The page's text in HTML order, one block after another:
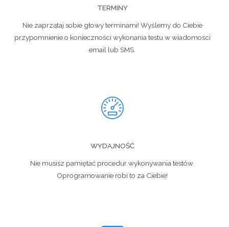
TERMINY
Nie zaprzątaj sobie głowy terminami! Wyślemy do Ciebie
przypomnienie o konieczności wykonania testu w wiadomości
email lub SMS.
WYDAJNOŚĆ
Nie musisz pamiętać procedur wykonywania testów.
Oprogramowanie robi to za Ciebie!